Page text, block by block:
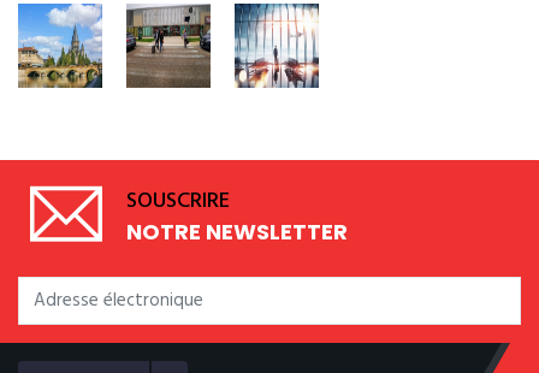
SOUSCRIRE
NOTRE NEWSLETTER